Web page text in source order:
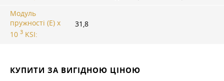
Модуль
пружності (Е) х
10 3 KSI:
31,8
КУПИТИ ЗА ВИГІДНОЮ ЦІНОЮ